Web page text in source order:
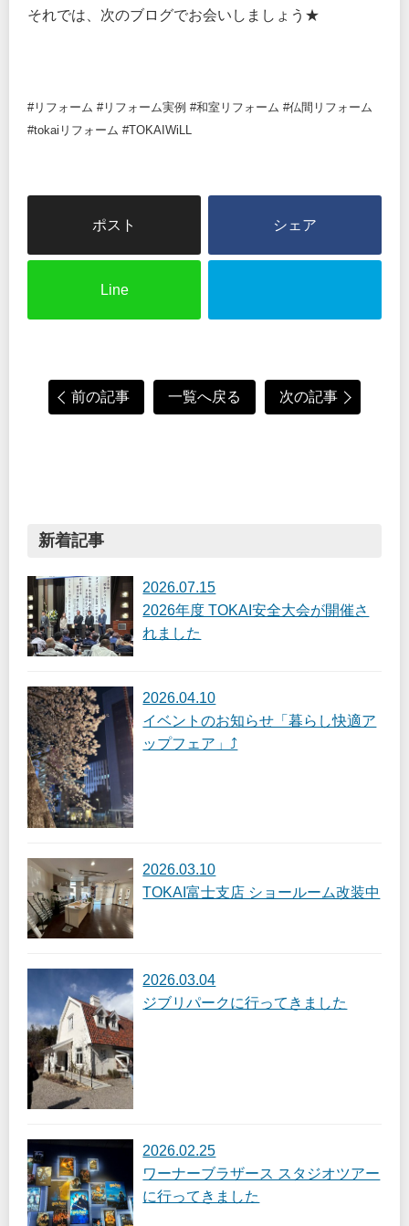
それでは、次のブログでお会いしましょう★
#リフォーム #リフォーム実例 #和室リフォーム #仏間リフォーム
#tokaiリフォーム #TOKAIWiLL
シェア
Line
前の記事 一覧へ戻る 次の記事
新着記事
2026.07.15
2026年度 TOKAI安全大会が開催さ
れました
2026.04.10
イベントのお知らせ「暮らし快適ア
ップフェア」⤴
2026.03.10
TOKAI富士支店 ショールーム改装中
2026.03.04
ジブリパークに行ってきました
2026.02.25
ワーナーブラザース スタジオツアー
に行ってきました